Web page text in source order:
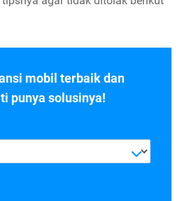
mobil terbaik dan
punya solusinya!